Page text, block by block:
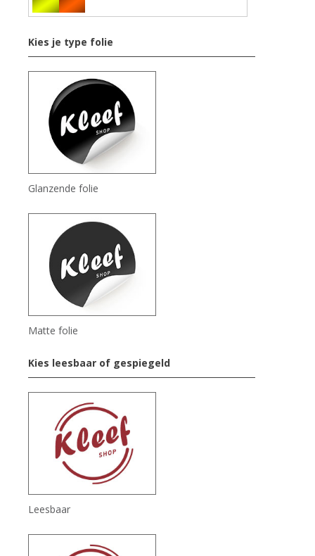
Kies je type folie
Glanzende folie
Matte folie
Kies leesbaar of gespiegeld
Leesbaar